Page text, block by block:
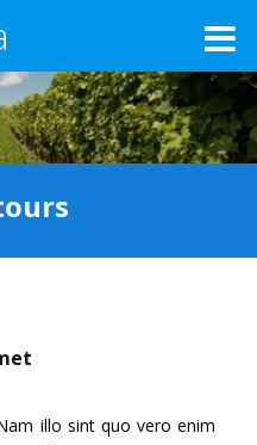
illo sint quo vero enim